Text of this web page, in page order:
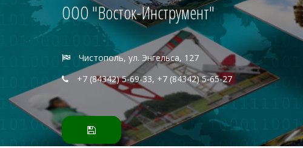
ООО "Восток-Инструмент"
Чистополь, ул. Энгельса, 127
+7 (84342) 5-69-33, +7 (84342) 5-65-27